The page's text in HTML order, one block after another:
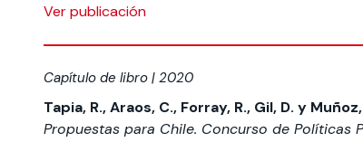
Ver publicación
Capítulo de libro | 2020
Tapia, R., Araos, C., Forray, R., Gil, D. y
Propuestas para Chile. Concurso de Políticas